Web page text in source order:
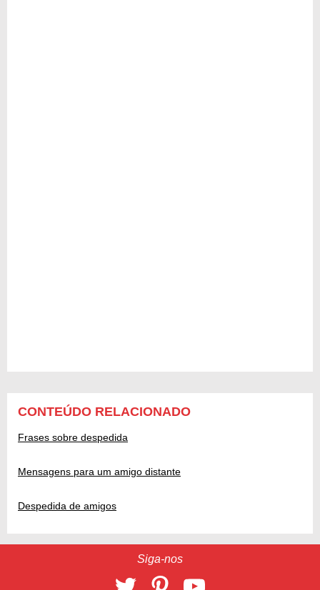
CONTEÚDO RELACIONADO
Frases sobre despedida
Mensagens para um amigo distante
Despedida de amigos
Siga-nos